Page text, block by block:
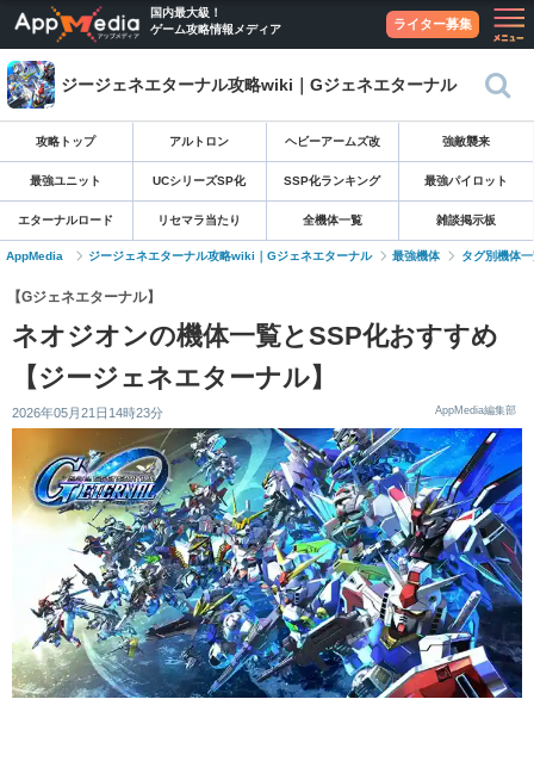
国内最大級！
ゲーム攻略情報メディア
ライター募集
ジージェネエターナル攻略wiki｜Gジェネエターナル
攻略トップ アルトロン ヘビーアームズ改 強敵襲来
最強ユニット UCシリーズSP化 SSP化ランキング 最強パイロット
エターナルロード リセマラ当たり 全機体一覧 雑談掲示板
AppMedia ジージェネエターナル攻略wiki｜Gジェネエターナル 最強機体 タグ別機体
【Gジェネエターナル】
ネオジオンの機体一覧とSSP化おすすめ
【ジージェネエターナル】
2026年05月21日14時23分 AppMedia編集部